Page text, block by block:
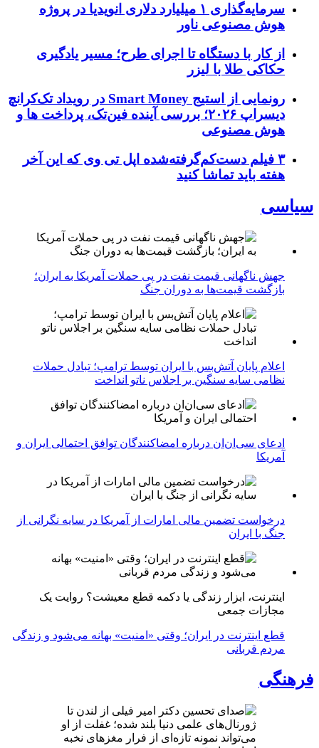
سرمایه‌گذاری ۱ میلیارد دلاری انویدیا در پروژه
هوش مصنوعی ناور
از کار با دستگاه تا اجرای طرح؛ مسیر یادگیری
حکاکی طلا با لیزر
رونمایی از استیج Smart Money در رویداد تک‌کرانچ
دیسراپ ۲۰۲۶؛ بررسی آینده فین‌تک، پرداخت‌ ها و
هوش مصنوعی
۳ فیلم دست‌کم‌گرفته‌شده اپل تی وی که این آخر
هفته باید تماشا کنید
سیاسی
جهش ناگهانی قیمت نفت در پی حملات آمریکا به ایران؛
بازگشت قیمت‌ها به دوران جنگ
اعلام پایان آتش‌بس با ایران توسط ترامپ؛ تبادل حملات
نظامی سایه سنگین بر اجلاس ناتو انداخت
ادعای سی‌ان‌ان درباره امضاکنندگان توافق احتمالی ایران و
آمریکا
درخواست تضمین مالی امارات از آمریکا در سایه نگرانی از
جنگ با ایران
اینترنت، ابزار زندگی یا دکمه قطع معیشت؟ روایت یک
مجازات جمعی
قطع اینترنت در ایران؛ وقتی «امنیت» بهانه می‌شود و زندگی
مردم قربانی
فرهنگی